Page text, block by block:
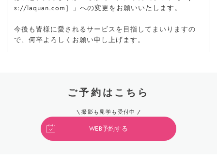
s://laquan.com］」への変更をお願いいたします。
今後も皆様に愛されるサービスを目指してまいりますの
で、何卒よろしくお願い申し上げます。
ご予約はこちら
撮影も見学も受付中
WEB予約する